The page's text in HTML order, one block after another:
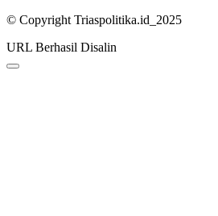
© Copyright Triaspolitika.id_2025
URL Berhasil Disalin